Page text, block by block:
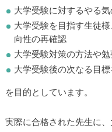
大学受験に対するやる気
大学受験を目指す生徒
向性の再確認
大学受験対策の方法や
大学受験後の次なる目
を目的としています。
実際に合格された先生に